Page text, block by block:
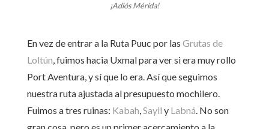
¡Adiós Mérida!
En vez de entrar a la Ruta Puuc por las Grutas de
Loltún, fuimos hacia Uxmal para ver si era muy rollo
Port Aventura, y sí que lo era. Así que seguimos
nuestra ruta ajustada al presupuesto mochilero.
Fuimos a tres ruinas: Kabah,Sayil y Labná. No son